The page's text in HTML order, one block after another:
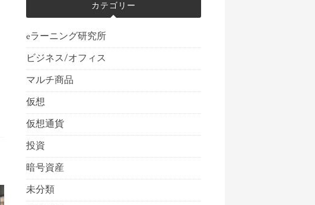
カテゴリー
eラーニング研究所
ビジネス/オフィス
マルチ商品
仮想
仮想通貨
投資
暗号資産
未分類